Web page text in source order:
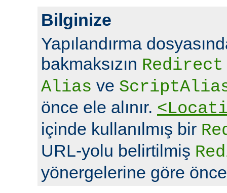
Bilginize
Yapılandırma
bakmaksızın Redirect
Alias ve
önce ele alınır.
içinde kullanılmış bir
URL-yolu belirtilmiş
yönergelerine göre